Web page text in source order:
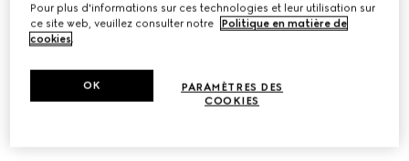
Pour plus d'informations sur ces technologies et leur utilisation sur
ce site web, veuillez consulter notre
Politique en matière de
cookies.
PARAMÈTRES DES
COOKIES
OK